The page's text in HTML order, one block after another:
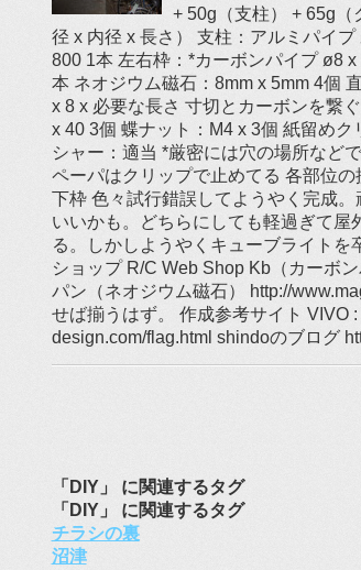
+ 50g（支柱） + 65g
径 x 内径 x 長さ） 支柱：アルミパイ
800 1本 左右枠：*カーボンパイプ ø8
本 ネオジウム磁石：8mm x 5mm 4個
x 8 x 必要な長さ 寸切とカーボンを繋
x 40 3個 蝶ナット：M4 x 3個 紙留め
シャー：適当 *厳密には穴の場所など
ペーパはクリップで止めてる 各部位
下枠 色々試行錯誤してようやく完成
いいかも。どちらにしても軽過ぎて
る。しかしようやくキューブライトを
ショップ R/C Web Shop Kb（カーボ
パン（ネオジウム磁石） http://
せば揃うはず。 作成参考サイト VIVO
design.com/flag.html shindoのブログ
「DIY」 に関連するタグ
「DIY」 に関連するタグ
チラシの裏
沼津